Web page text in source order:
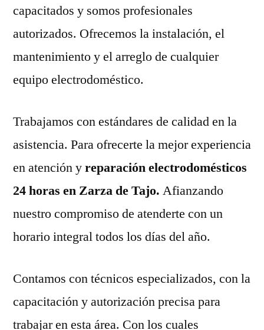
capacitados y somos profesionales
autorizados. Ofrecemos la instalación, el
mantenimiento y el arreglo de cualquier
equipo electrodoméstico.
Trabajamos con estándares de calidad en la
asistencia. Para ofrecerte la mejor experiencia
en atención yreparación electrodomésticos
24 horas en Zarza de Tajo. Afianzando
nuestro compromiso de atenderte con un
horario integral todos los días del año.
Contamos con técnicos especializados, con la
capacitación y autorización precisa para
trabajar en esta área. Con los cuales